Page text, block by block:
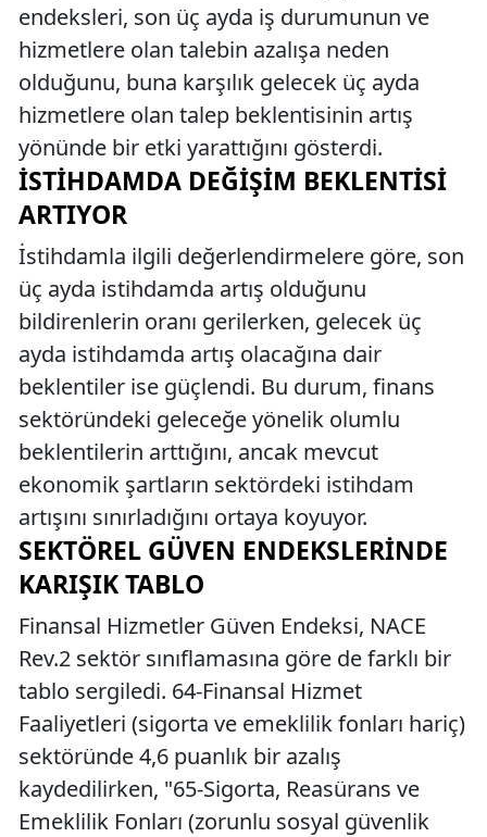
endeksleri, son üç ayda iş durumunun ve
hizmetlere olan talebin azalışa neden
olduğunu, buna karşılık gelecek üç ayda
hizmetlere olan talep beklentisinin artış
yönünde bir etki yarattığını gösterdi.
İSTIHDAMDA DEĞIŞIM BEKLENTISI
ARTIYOR
İstihdamla ilgili değerlendirmelere göre, son
üç ayda istihdamda artış olduğunu
bildirenlerin oranı gerilerken, gelecek üç
ayda istihdamda artış olacağına dair
beklentiler ise güçlendi. Bu durum, finans
sektöründeki geleceğe yönelik olumlu
beklentilerin arttığını, ancak mevcut
ekonomik şartların sektördeki istihdam
artışını sınırladığını ortaya koyuyor.
SEKTÖREL GÜVEN ENDEKSLERINDE
KARIŞIK TABLO
Finansal Hizmetler Güven Endeksi, NACE
Rev.2 sektör sınıflamasına göre de farklı bir
tablo sergiledi. 64-Finansal Hizmet
Faaliyetleri (sigorta ve emeklilik fonları hariç)
sektöründe 4,6 puanlık bir azalış
kaydedilirken, "65-Sigorta, Reasürans ve
Emeklilik Fonları (zorunlu sosyal güvenlik